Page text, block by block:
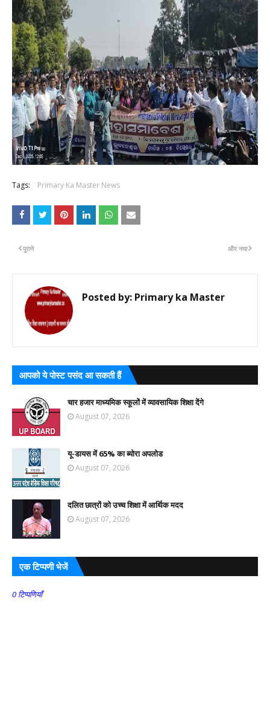
Tags: Primary Ka Master News
और नया
पुराने
Posted by: Primary ka Master
आपको ये पोस्ट पसंद आ सकती हैं
चार हजार माध्यमिक स्कूलों में व्यावसायिक शिक्षा देंगे
August 07, 2026
यू-डायस में 65% का ब्योरा अपलोड
August 07, 2026
दलित छात्रों को उच्च शिक्षा में आर्थिक मदद
August 07, 2026
एक टिप्पणी भेजें
0 टिप्पणियाँ